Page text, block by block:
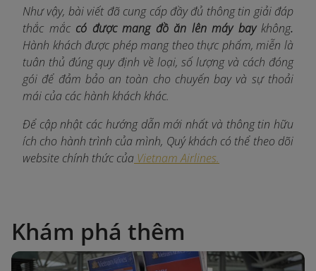
Như vậy, bài viết đã cung cấp đầy đủ thông tin giải đáp
thắc mắccó được mang đồ ăn lên máy bay không.
Hành khách được phép mang theo thực phẩm, miễn là
tuân thủ đúng quy định về loại, số lượng và cách đóng
gói để đảm bảo an toàn cho chuyến bay và sự thoải
mái của các hành khách khác.
Để cập nhật các hướng dẫn mới nhất và thông tin hữu
ích cho hành trình của mình, Quý khách có thể theo dõi
website chính thức của Vietnam Airlines.
Khám phá thêm